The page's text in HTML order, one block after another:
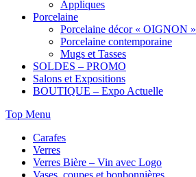
Appliques
Porcelaine
Porcelaine décor « OIGNON »
Porcelaine contemporaine
Mugs et Tasses
SOLDES – PROMO
Salons et Expositions
BOUTIQUE – Expo Actuelle
Top Menu
Carafes
Verres
Verres Bière – Vin avec Logo
Vases, coupes et bonbonnières